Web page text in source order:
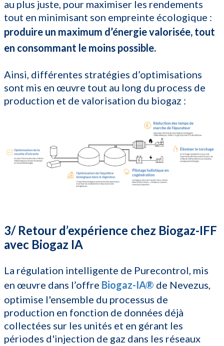
au plus juste, pour maximiser les rendements
tout en minimisant son empreinte écologique :
produire un maximum d’énergie valorisée, tout
en consommant le moins possible.
Ainsi, différentes stratégies d’optimisations
sont mis en œuvre tout au long du process de
production et de valorisation du biogaz :
3/ Retour d’expérience chez Biogaz-IFF
avec Biogaz IA
La régulation intelligente de Purecontrol, mis
en œuvre dans l’offre Biogaz-IA® de Nevezus,
optimise l'ensemble du processus de
production en fonction de données déjà
collectées sur les unités et en gérant les
périodes d'injection de gaz dans les réseaux